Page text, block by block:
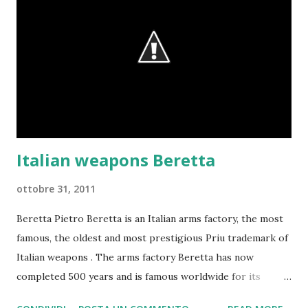
Italian weapons Beretta
ottobre 31, 2011
Beretta Pietro Beretta is an Italian arms factory, the most
famous, the oldest and most prestigious Priu trademark of
Italian weapons . The arms factory Beretta has now
completed 500 years and is famous worldwide for its